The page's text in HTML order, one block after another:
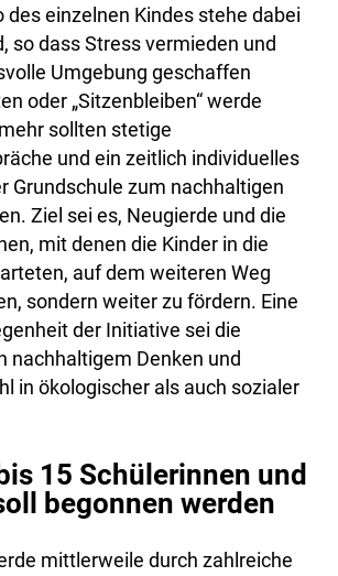
des einzelnen Kindes stehe dabei
so dass Stress vermieden und
Umgebung geschaffen
oder „Sitzenbleiben“ werde
sollten stetige
und ein zeitlich individuelles
Grundschule zum nachhaltigen
Ziel sei es, Neugierde und die
mit denen die Kinder in die
auf dem weiteren Weg
sondern weiter zu fördern. Eine
der Initiative sei die
nachhaltigem Denken und
in ökologischer als auch sozialer
15 Schülerinnen und
begonnen werden
mittlerweile durch zahlreiche